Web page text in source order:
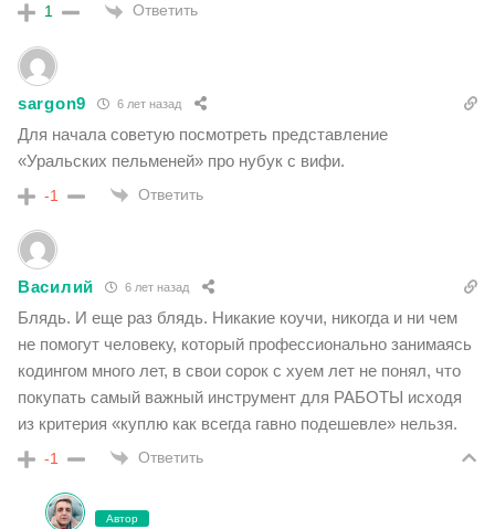
1 Ответить
sargon9 6 лет назад
Для начала советую посмотреть представление
«Уральских пельменей» про нубук с вифи.
-1 Ответить
Василий 6 лет назад
Блядь. И еще раз блядь. Никакие коучи, никогда и ни чем
не помогут человеку, который профессионально занимаясь
кодингом много лет, в свои сорок с хуем лет не понял, что
покупать самый важный инструмент для РАБОТЫ исходя
из критерия «куплю как всегда гавно подешевле» нельзя.
-1 Ответить
Автор